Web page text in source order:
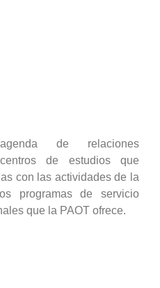
de relaciones
de estudios que
con las actividades de la
programas de servicio
que la PAOT ofrece.